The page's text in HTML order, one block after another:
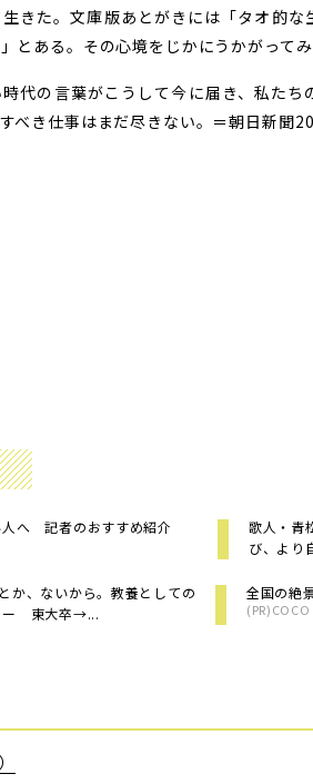
きた。文庫版あとがきには「タオ的な
とある。その心境をじかにうかがってみ
代の言葉がこうして今に届き、私たち
べき仕事はまだ尽きない。＝朝日新聞
へ 記者のおすすめ紹介
歌人・青
び、より
か、ないから。教養としての
ー 東大卒→...
全国の絶